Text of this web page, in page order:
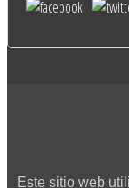
Este sitio web